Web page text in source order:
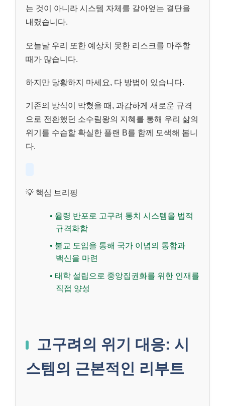
는 것이 아니라 시스템 자체를 갈아엎는 결단을
내렸습니다.
오늘날 우리 또한 예상치 못한 리스크를 마주할
때가 많습니다.
하지만 당황하지 마세요, 다 방법이 있습니다.
기존의 방식이 막혔을 때, 과감하게 새로운 규격
으로 전환했던 소수림왕의 지혜를 통해 우리 삶의
위기를 수습할 확실한 플랜 B를 함께 모색해 봅니
다.
💡 핵심 브리핑
• 율령 반포로 고구려 통치 시스템을 법적
규격화함
• 불교 도입을 통해 국가 이념의 통합과
백신을 마련
• 태학 설립으로 중앙집권화를 위한 인재를
직접 양성
고구려의 위기 대응: 시
스템의 근본적인 리부트